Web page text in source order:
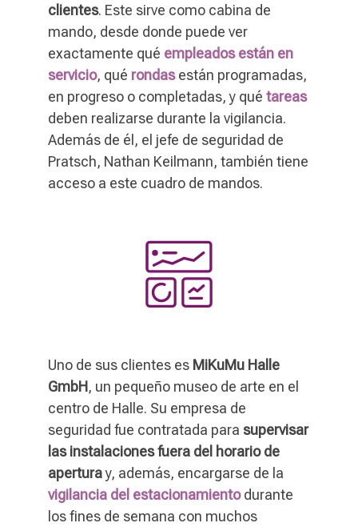
clientes. Este sirve como cabina de
mando, desde donde puede ver
exactamente qué empleados están en
servicio, qué rondasestán programadas,
en progreso o completadas, y qué tareas
deben realizarse durante la vigilancia.
Además de él, el jefe de seguridad de
Pratsch, Nathan Keilmann, también tiene
acceso a este cuadro de mandos.
Uno de sus clientes es MiKuMu Halle
GmbH, un pequeño museo de arte en el
centro de Halle. Su empresa de
seguridad fue contratada para supervisar
las instalaciones fuera del horario de
aperturay, además, encargarse de la
vigilancia del estacionamientodurante
los fines de semana con muchos